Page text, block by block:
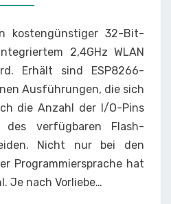
USB-
FLASHEN
kostengünstiger 32-Bit-
2,4GHz WLAN
Erhält sind ESP8266-
Ausführungen, die sich
die Anzahl der I/O-Pins
verfügbaren Flash-
Nicht nur bei den
Programmiersprache hat
Je nach Vorliebe…